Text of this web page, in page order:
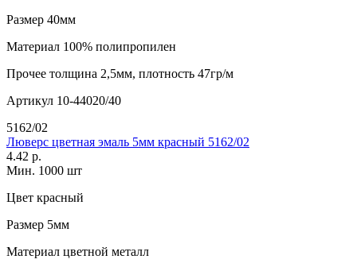
Размер 40мм
Материал 100% полипропилен
Прочее толщина 2,5мм, плотность 47гр/м
Артикул 10-44020/40
5162/02
Люверс цветная эмаль 5мм красный 5162/02
4.42 р.
Мин. 1000 шт
Цвет красный
Размер 5мм
Материал цветной металл